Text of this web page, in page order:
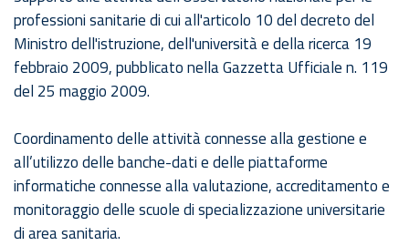
professioni sanitarie di cui all'articolo 10 del decreto del
Ministro dell'istruzione, dell'università e della ricerca 19
febbraio 2009, pubblicato nella Gazzetta Ufficiale n. 119
del 25 maggio 2009.
Coordinamento delle attività connesse alla gestione e
all’utilizzo delle banche-dati e delle piattaforme
informatiche connesse alla valutazione, accreditamento e
monitoraggio delle scuole di specializzazione universitarie
di area sanitaria.